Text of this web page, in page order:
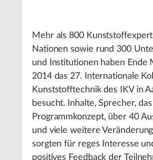
Mehr als 800
Nationen sowie rund 300
und Institutionen haben Ende
2014 das 27. Internationale
Kunststofftechnik des IKV in
besucht. Inhalte, Sprecher,
Programmkonzept, über 40
und viele weitere
sorgten für reges Interesse
positives Feedback der